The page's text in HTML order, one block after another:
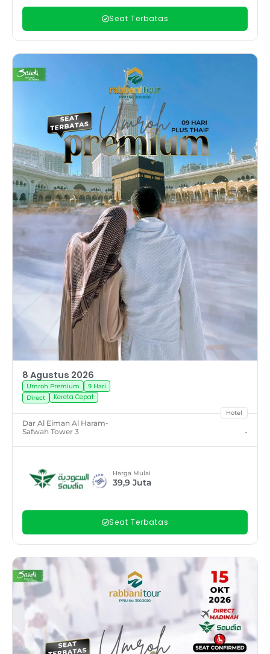
Seat Terbatas
8 Agustus 2026
Umroh Premium
9 Hari
Direct
Kereta Cepat
Hotel
Dar Al Eiman Al Haram-
Safwah Tower 3
-
Harga Mulai
39,9 Juta
Seat Terbatas